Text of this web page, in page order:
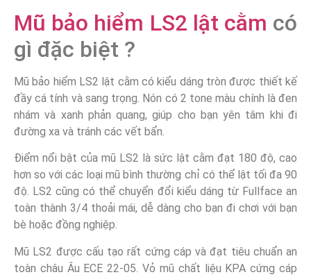
Mũ bảo hiểm LS2 lật cằm có
gì đặc biệt ?
Mũ bảo hiểm LS2 lật cằm có kiểu dáng tròn được thiết kế
đầy cá tính và sang trọng. Nón có 2 tone màu chính là đen
nhám và xanh phản quang, giúp cho bạn yên tâm khi đi
đường xa và tránh các vết bẩn.
Điểm nổi bật của mũ LS2 là sức lật cằm đạt 180 độ, cao
hơn so với các loại mũ bình thường chỉ có thể lật tối đa 90
độ. LS2 cũng có thể chuyển đổi kiểu dáng từ Fullface an
toàn thành 3/4 thoải mái, dễ dàng cho bạn đi chơi với bạn
bè hoặc đồng nghiệp.
Mũ LS2 được cấu tạo rất cứng cáp và đạt tiêu chuẩn an
toàn châu Âu ECE 22-05. Vỏ mũ chất liệu KPA cứng cáp